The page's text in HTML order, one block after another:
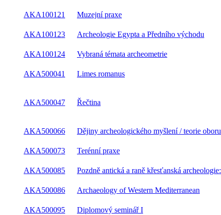
AKA100121 Muzejní praxe
AKA100123 Archeologie Egypta a Předního východu
AKA100124 Vybraná témata archeometrie
AKA500041 Limes romanus
AKA500047 Řečtina
AKA500066 Dějiny archeologického myšlení / teorie
AKA500073 Terénní praxe
AKA500085 Pozdně antická a raně křesťanská
AKA500086 Archaeology of Western Mediterranean
AKA500095 Diplomový seminář I